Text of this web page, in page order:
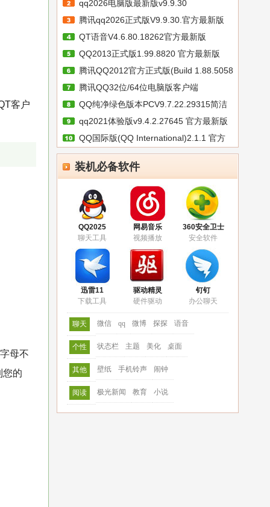
qq2026电脑版最新版v9.9.30
腾讯qq2026正式版V9.9.30.官方最新版
QT语音V4.6.80.18262官方最新版
QQ2013正式版1.99.8820 官方最新版
腾讯QQ2012官方正式版(Build 1.88.5058
腾讯QQ32位/64位电脑版客户端
V9.9.5.18
QQ纯净绿色版本PCV9.7.22.29315简洁
版
qq2021体验版v9.4.2.27645 官方最新版
QQ国际版(QQ International)2.1.1 官方
装机必备软件
QQ2025
聊天工具
网易音乐
视频播放
360安全卫士
安全软件
迅雷11
下载工具
驱动精灵
硬件驱动
钉钉
办公聊天
聊天 微信 qq 微博 探探 语音
个性 状态栏 主题 美化 桌面
其他 壁纸 手机铃声 闹钟
阅读 极光新闻 教育 小说
客户
母不
您的